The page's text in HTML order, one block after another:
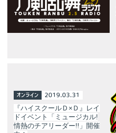
オンライン 2019.03.31
『ハイスクールＤ×Ｄ』レイ
ドイベント「ミュージカル!
情熱のチアリーダー!!」開催